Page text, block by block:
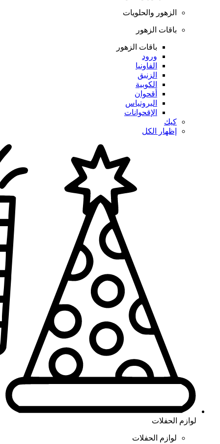
الزهور والحلويات
باقات الزهور
باقات الزهور
ورود
الفاونيا
الزنبق
الكوبية
أقحوان
البروتياس
الإقحوانات
كيك
إظهار الكل
لوازم الحفلات
لوازم الحفلات